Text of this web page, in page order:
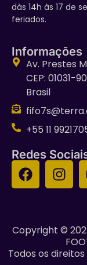
dàs 14h às 17 de
feriados.
Informações
Av. Prestes
CEP: 01031-
Brasil
+55 11
Redes
Copyright ©
Todos os